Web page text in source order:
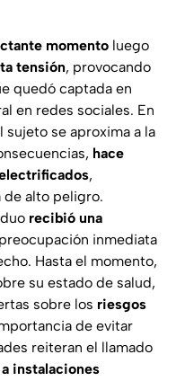
momento luego
tensión, provocando
quedó captada en
en redes sociales. En
sujeto se aproxima a la
hace
,
de alto peligro.
recibió una
inmediata
Hasta el momento,
su estado de salud,
sobre los riesgos
de evitar
reiteran el llamado
instalaciones